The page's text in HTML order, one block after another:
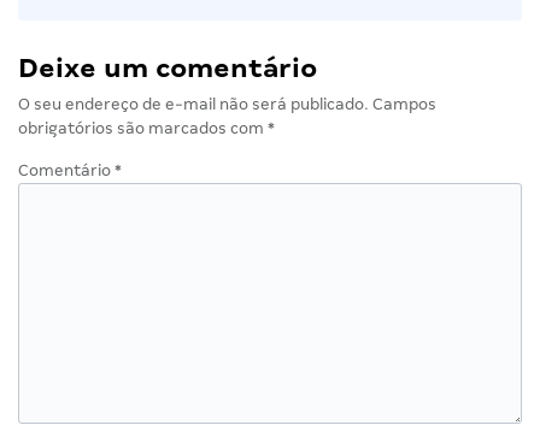
Deixe um comentário
O seu endereço de e-mail não será publicado. Campos
obrigatórios são marcados com *
Comentário *